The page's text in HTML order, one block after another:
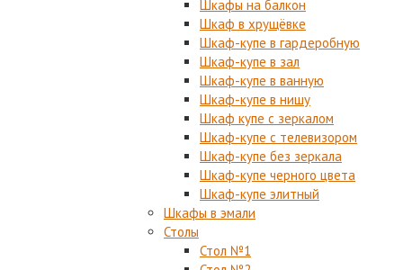
Шкафы на балкон
Шкаф в хрущёвке
Шкаф-купе в гардеробную
Шкаф-купе в зал
Шкаф-купе в ванную
Шкаф-купе в нишу
Шкаф купе с зеркалом
Шкаф-купе с телевизором
Шкаф-купе без зеркала
Шкаф-купе черного цвета
Шкаф-купе элитный
Шкафы в эмали
Столы
Стол №1